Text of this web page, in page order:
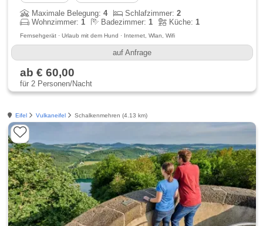
Maximale Belegung:4 Schlafzimmer:2
Wohnzimmer:1 Badezimmer:1 Küche:1
Fernsehgerät · Urlaub mit dem Hund · Internet, Wlan, Wifi
auf Anfrage
ab € 60,00
für 2 Personen/Nacht
Eifel Vulkaneifel Schalkenmehren (4.13 km)